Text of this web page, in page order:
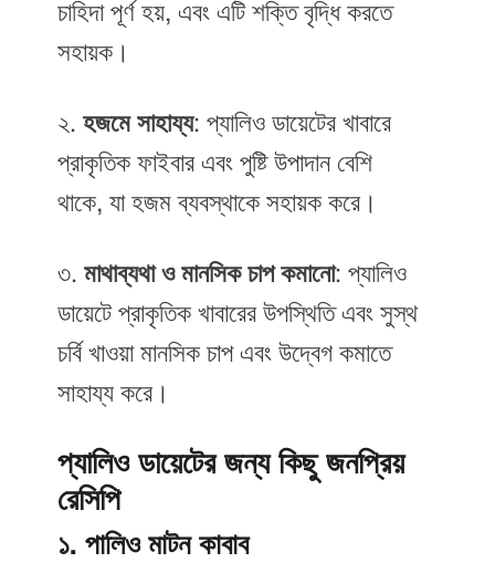
চাহিদা পূর্ণ হয়, এবং এটি শক্তি বৃদ্ধি করতে
সহায়ক।
২.হজমে সাহায্য: প্যালিও ডায়েটের খাবারে
প্রাকৃতিক ফাইবার এবং পুষ্টি উপাদান বেশি
থাকে, যা হজম ব্যবস্থাকে সহায়ক করে।
৩.মাথাব্যথা ও মানসিক চাপ কমানো: প্যালিও
ডায়েটে প্রাকৃতিক খাবারের উপস্থিতি এবং সুস্থ
চর্বি খাওয়া মানসিক চাপ এবং উদ্বেগ কমাতে
সাহায্য করে।
প্যালিও ডায়েটের জন্য কিছু জনপ্রিয়
রেসিপি
১. পালিও মাটন কাবাব